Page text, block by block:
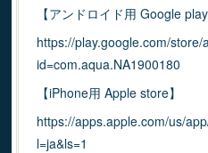
【アンドロイド用 Google play
https://play.google.com/store/
id=com.aqua.NA1900180
【iPhone用 Apple store】
https://apps.apple.com/us/
l=ja&ls=1